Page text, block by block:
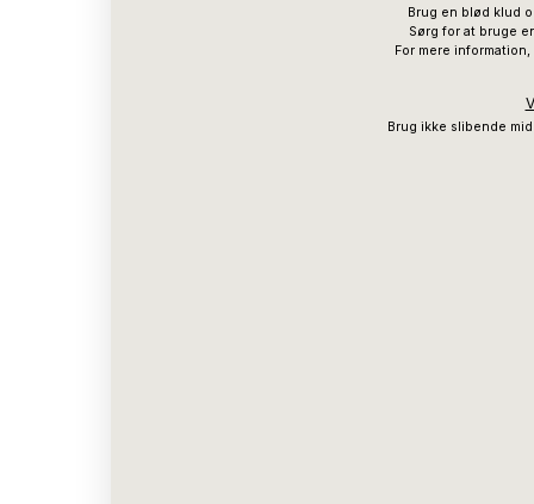
Brug en blød klud
Sørg for at bruge
For mere
Brug ikke slibende